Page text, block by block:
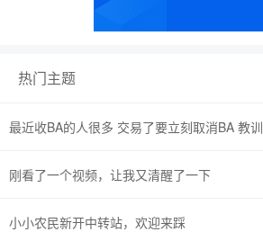
热门主题
最近收BA的人很多 交易了要立刻取消BA 教训
刚看了一个视频，让我又清醒了一下
小小农民新开中转站，欢迎来踩